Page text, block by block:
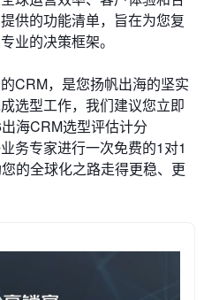
供的功能清单，旨在为您复
业的决策框架。
CRM，是您扬帆出海的坚实
选型工作，我们建议您立即
海CRM选型评估计分
务专家进行一次免费的1对1
的全球化之路走得更稳、更